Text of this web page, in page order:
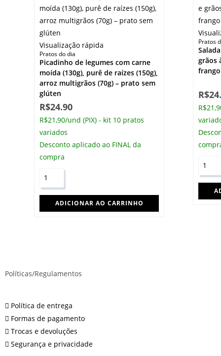
Visualização rápida
Pratos do dia
Picadinho de legumes com carne
moída (130g), purê de raízes (150g),
arroz multigrãos (70g) – prato sem
glúten
R$24.90
R$21,90/und (PIX) - kit 10 pratos
variados
Desconto aplicado ao FINAL da
compra
ADICIONAR AO CARRINHO
Pratos
grãos
R$
Políticas/Regulamentos
Política de entrega
Formas de pagamento
Trocas e devoluções
Segurança e privacidade